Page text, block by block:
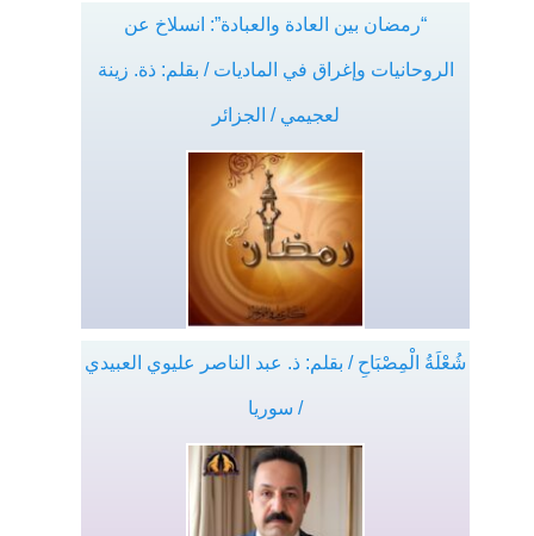
“رمضان بين العادة والعبادة”: انسلاخ عن
الروحانيات وإغراق في الماديات / بقلم: ذة. زينة
لعجيمي / الجزائر
شُعْلَةُ الْمِصْبَاحِ / بقلم: ذ. عبد الناصر عليوي العبيدي
/ سوريا